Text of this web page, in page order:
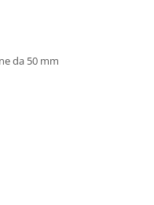
da 50 mm